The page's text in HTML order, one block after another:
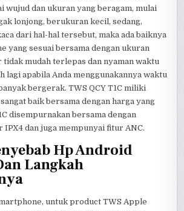
wujud dan ukuran yang beragam, mulai
lonjong, berukuran kecil, sedang,
dari hal-hal tersebut, maka ada baiknya
yang sesuai bersama dengan ukuran
tidak mudah terlepas dan nyaman waktu
lagi apabila Anda menggunakannya waktu
bergerak. TWS QCY T1C miliki
baik bersama dengan harga yang
disempurnakan bersama dengan
dan juga mempunyai fitur ANC.
Hp Android
Langkah
untuk product TWS Apple